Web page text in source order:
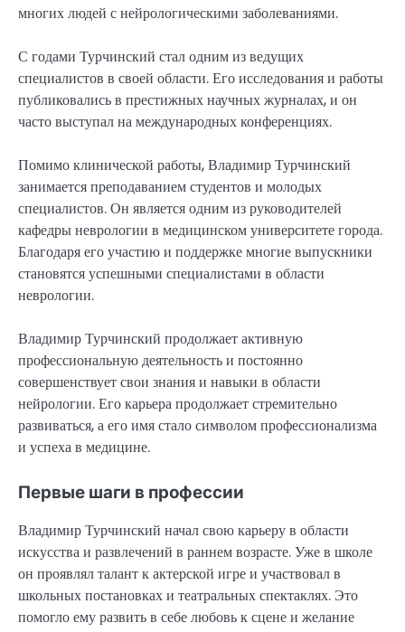
многих людей с нейрологическими заболеваниями.
С годами Турчинский стал одним из ведущих
специалистов в своей области. Его исследования и работы
публиковались в престижных научных журналах, и он
часто выступал на международных конференциях.
Помимо клинической работы, Владимир Турчинский
занимается преподаванием студентов и молодых
специалистов. Он является одним из руководителей
кафедры неврологии в медицинском университете города.
Благодаря его участию и поддержке многие выпускники
становятся успешными специалистами в области
неврологии.
Владимир Турчинский продолжает активную
профессиональную деятельность и постоянно
совершенствует свои знания и навыки в области
нейрологии. Его карьера продолжает стремительно
развиваться, а его имя стало символом профессионализма
и успеха в медицине.
Первые шаги в профессии
Владимир Турчинский начал свою карьеру в области
искусства и развлечений в раннем возрасте. Уже в школе
он проявлял талант к актерской игре и участвовал в
школьных постановках и театральных спектаклях. Это
помогло ему развить в себе любовь к сцене и желание